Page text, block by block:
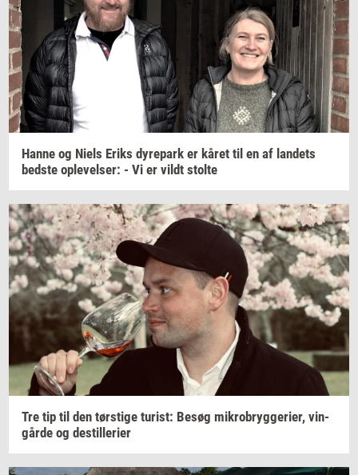
Hanne og Niels Eriks dy­re­park er kåret til en af lan­dets
bed­ste op­le­vel­ser: - Vi er vildt stol­te
Tre tip til den tørsti­ge turist: Besøg mi­kro­bryg­ge­ri­er, vin­
går­de og destil­le­ri­er